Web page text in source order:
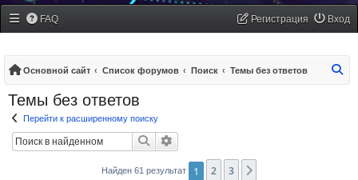
FAQ Вход
Регистрация
Основной сайт Список форумов Поиск Темы без ответов
Темы без ответов
Перейти к расширенному поиску
Поиск
Найден 61 результат 1 2 3